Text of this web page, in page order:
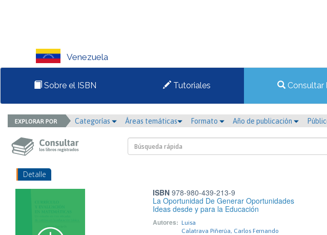
Venezuela
Sobre el ISBN Tutoriales Consultar
Categorías Áreas temáticas Formato Año de publicación
Detalle
ISBN978-980-439-213-9
La Oportunidad De Generar Oportunidades
Ideas desde y para la Educación
Autores: Luisa
Calatrava Piñerúa, Carlos Fernando